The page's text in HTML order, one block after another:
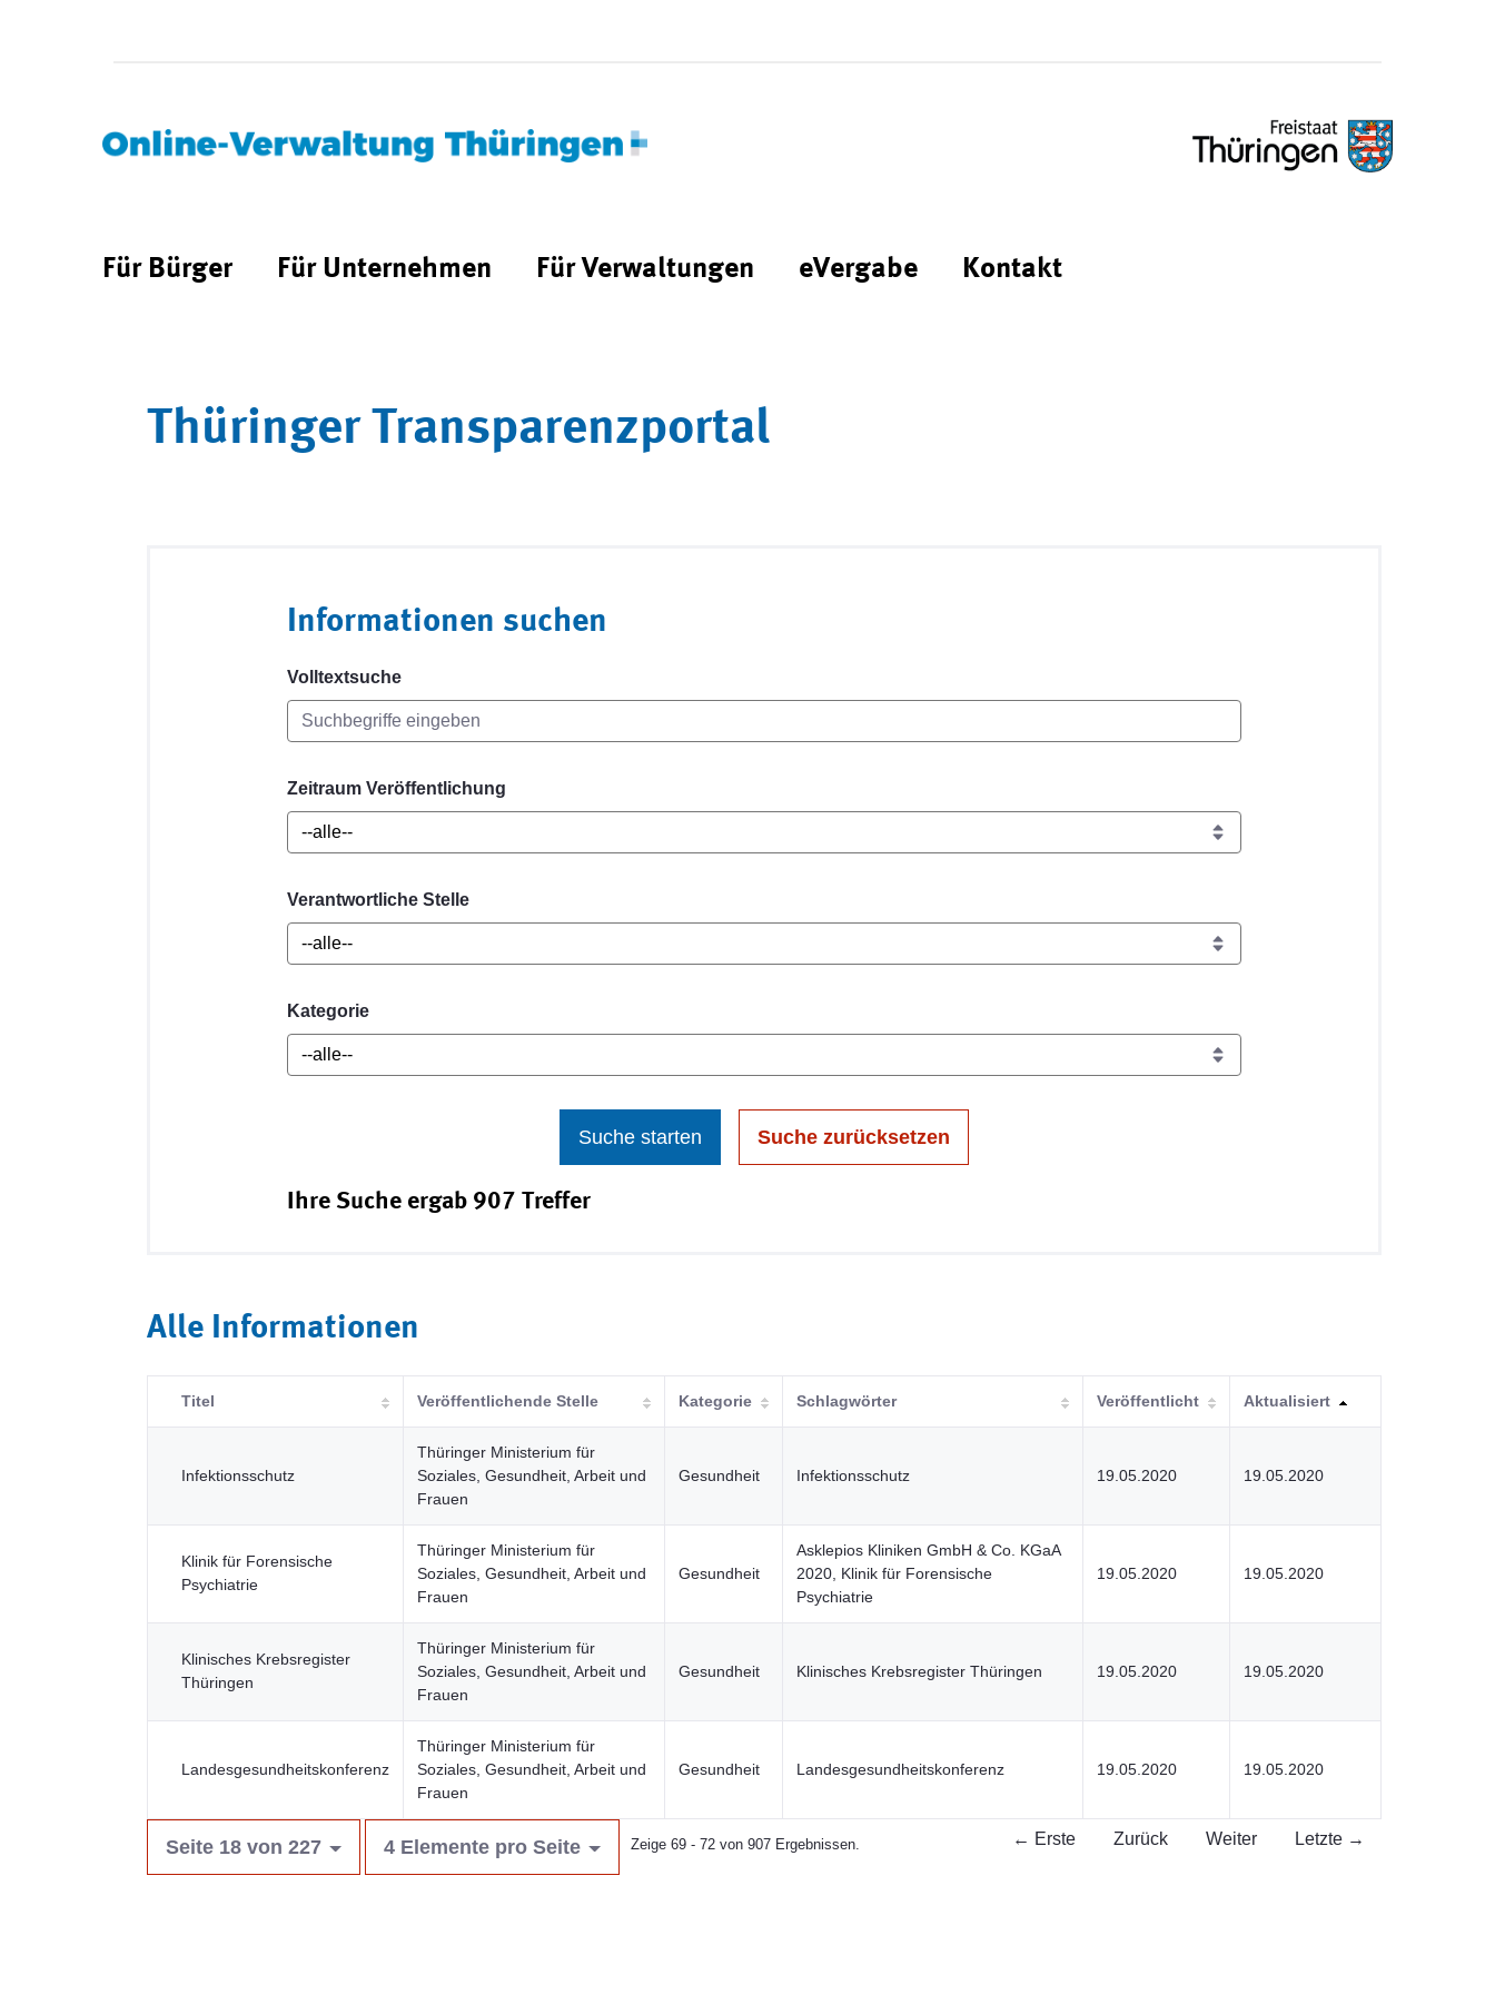
Für Bürger Für Unternehmen Für Verwaltungen eVergabe Kontakt
Thüringer Transparenzportal
Informationen suchen
Volltextsuche
Zeitraum Veröffentlichung
Verantwortliche Stelle
Kategorie
Suche starten Suche zurücksetzen
Ihre Suche ergab 907 Treffer
Alle Informationen
Titel Veröffentlichende Stelle Kategorie Schlagwörter Veröffentlicht Aktualisiert
Infektionsschutz
Thüringer Ministerium für
Soziales, Gesundheit, Arbeit und
Frauen
Gesundheit Infektionsschutz 19.05.2020 19.05.2020
Klinik für Forensische
Psychiatrie
Thüringer Ministerium für
Soziales, Gesundheit, Arbeit und
Frauen
Gesundheit
Asklepios Kliniken GmbH & Co. KGaA
2020, Klinik für Forensische
Psychiatrie
19.05.2020 19.05.2020
Klinisches Krebsregister
Thüringen
Thüringer Ministerium für
Soziales, Gesundheit, Arbeit und
Frauen
Gesundheit Klinisches Krebsregister Thüringen 19.05.2020 19.05.2020
Landesgesundheitskonferenz
Thüringer Ministerium für
Soziales, Gesundheit, Arbeit und
Frauen
Gesundheit Landesgesundheitskonferenz 19.05.2020 19.05.2020
Seite 18 von 227 4 Elemente pro Seite Zeige 69 - 72 von 907 Ergebnissen. ← Erste Zurück Weiter Letzte →